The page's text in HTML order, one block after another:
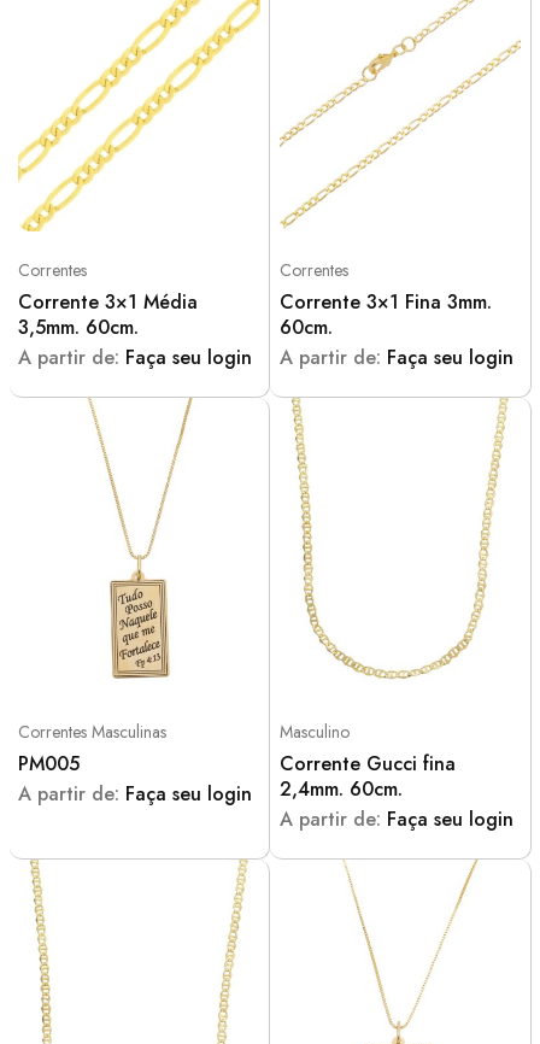
Correntes
Corrente 3×1 Média
3,5mm. 60cm.
A partir de: Faça seu login
Correntes
Corrente 3×1 Fina 3mm.
60cm.
A partir de: Faça seu login
Correntes Masculinas
PM005
A partir de: Faça seu login
Masculino
Corrente Gucci fina
2,4mm. 60cm.
A partir de: Faça seu login